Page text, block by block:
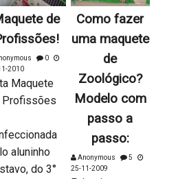
de
0
2010
Maquete
Profissões
aluninho
do 3°
Como fazer
uma maquete
de
Zoológico?
Modelo com
passo a
passo:
Anonymous
5
25-11-2009